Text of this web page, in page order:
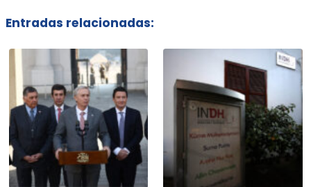
Entradas relacionadas: